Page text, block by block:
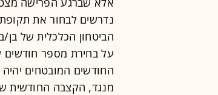
נדרשים לבחור את
הביטחון הכלכלית של
החודשים המובטחים
מנגד, הקצבה החודשית